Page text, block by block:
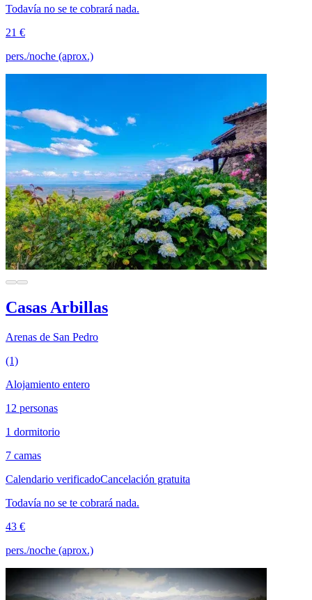
Todavía no se te cobrará nada.
21 €
pers./noche (aprox.)
Casas Arbillas
Arenas de San Pedro
(1)
Alojamiento entero
12 personas
1 dormitorio
7 camas
Calendario verificadoCancelación gratuita
Todavía no se te cobrará nada.
43 €
pers./noche (aprox.)